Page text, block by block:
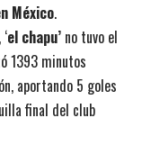
México.
el chapu’ no tuvo el
1393 minutos
aportando 5 goles
final del club